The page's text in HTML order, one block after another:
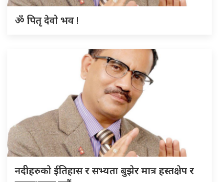
ॐ पितृ देवो भव !
नदीहरुकाे ईतिहास र सभ्यता बुझेर मात्र हस्तक्षेप र